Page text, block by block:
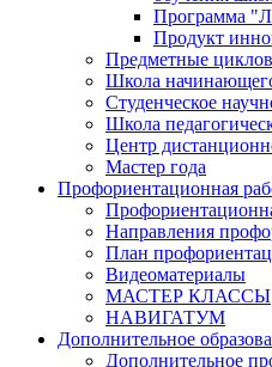
Программа
Продукт
Предметные
Школа
Студенческое
Школа
Центр
Мастер года
Профориентационная
Направления
План
Видеоматериалы
МАСТЕР КЛАССЫ
НАВИГАТУМ
Дополнительное
Дополнительное